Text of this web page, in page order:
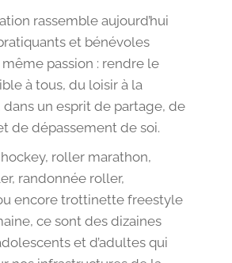
rassemble aujourd’hui
et bénévoles
même passion : rendre le
à tous, du loisir à la
un esprit de partage, de
de dépassement de soi.
roller marathon,
randonnée roller,
encore trottinette freestyle
ce sont des dizaines
et d’adultes qui